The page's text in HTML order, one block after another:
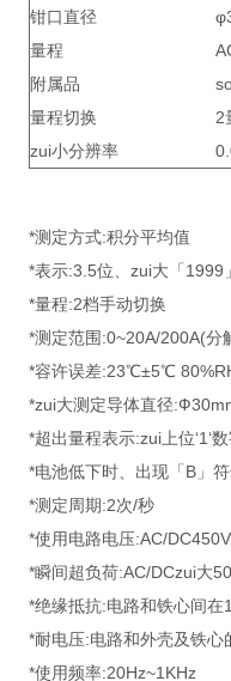
钳口直径
量程
附属品
量程切换
2
zui小分辨率
*测定方式:积分平均值
*表示:3.5位、zui大「
*量程:2档手动切换
*测定范围:0~20A/200A(分
*容许误差:23℃±5℃
*zui大测定导体直径
*超出量程表示:zui上位‘1‘
*电池低下时、出现「B」
*测定周期:2次/秒
*使用电路电压:AC/
*瞬间超负荷:AC/DCzui大
*绝缘抵抗:电路和铁心间在
*耐电压:电路和外壳及铁
*使用频率:20Hz~1KHz